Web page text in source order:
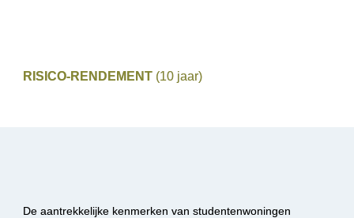
RISICO-RENDEMENT (10 jaar)
De aantrekkelijke kenmerken van studentenwoningen